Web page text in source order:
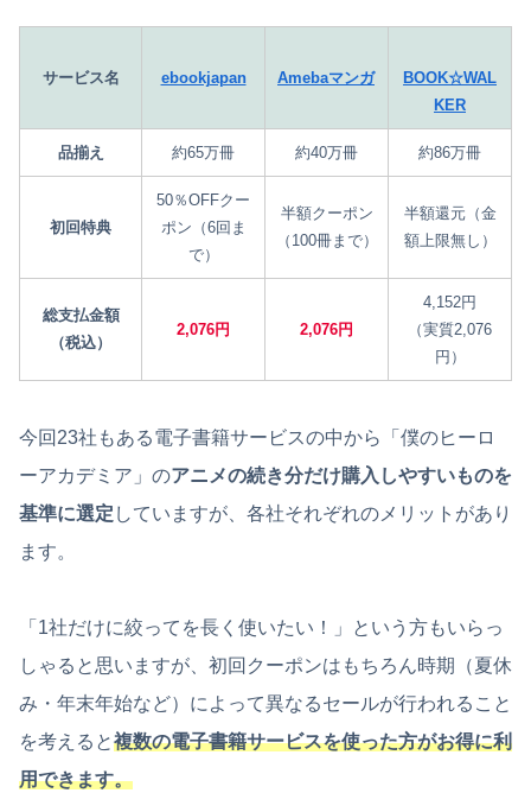
サービス名 ebookjapan Amebaマンガ
BOOK☆WAL
KER
品揃え 約65万冊 約40万冊 約86万冊
初回特典
50％OFFクー
ポン（6回ま
で）
半額クーポン
（100冊まで）
半額還元（金
額上限無し）
総支払金額
（税込）
2,076円 2,076円
4,152円
（実質2,076
円）
今回23社もある電子書籍サービスの中から「僕のヒーロ
ーアカデミア」のアニメの続き分だけ購入しやすいものを
基準に選定 していますが、各社それぞれのメリットがあり
ます。
「1社だけに絞ってを長く使いたい！」という方もいらっ
しゃると思いますが、初回クーポンはもちろん時期（夏休
み・年末年始など）によって異なるセールが行われること
を考えると複数の電子書籍サービスを使った方がお得に利
用できます。